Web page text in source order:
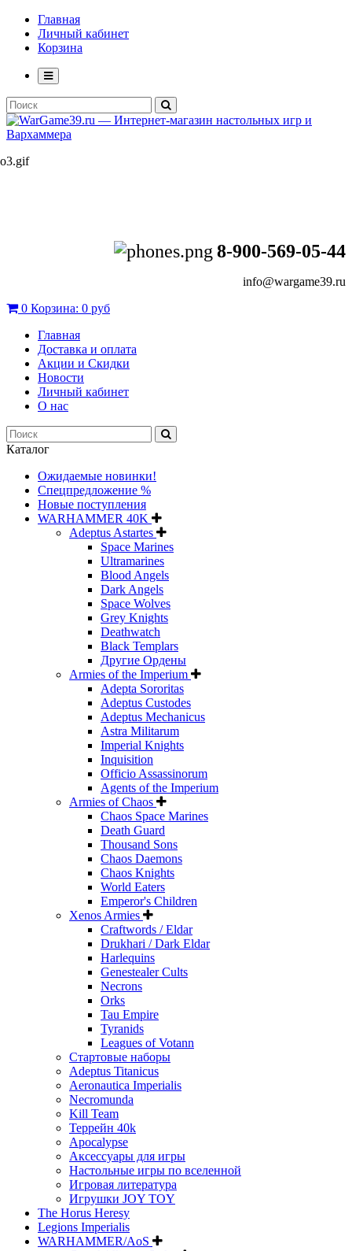
Главная
Личный кабинет
Корзина
8-900-569-05-44
info@wargame39.ru
0 Корзина: 0 руб
Главная
Доставка и оплата
Акции и Скидки
Новости
Личный кабинет
О нас
Каталог
Ожидаемые новинки!
Спецпредложение %
Новые поступления
WARHAMMER 40K
Adeptus Astartes
Space Marines
Ultramarines
Blood Angels
Dark Angels
Space Wolves
Grey Knights
Deathwatch
Black Templars
Другие Ордены
Armies of the Imperium
Adepta Sororitas
Adeptus Custodes
Adeptus Mechanicus
Astra Militarum
Imperial Knights
Inquisition
Officio Assassinorum
Agents of the Imperium
Armies of Chaos
Chaos Space Marines
Death Guard
Thousand Sons
Chaos Daemons
Chaos Knights
World Eaters
Emperor's Children
Xenos Armies
Craftwords / Eldar
Drukhari / Dark Eldar
Harlequins
Genestealer Cults
Necrons
Orks
Tau Empire
Tyranids
Leagues of Votann
Стартовые наборы
Adeptus Titanicus
Aeronautica Imperialis
Necromunda
Kill Team
Террейн 40k
Apocalypse
Аксессуары для игры
Настольные игры по вселенной
Игровая литература
Игрушки JOY TOY
The Horus Heresy
Legions Imperialis
WARHAMMER/AoS